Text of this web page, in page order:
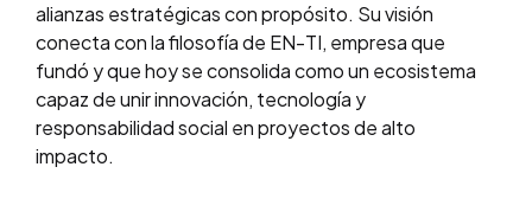
alianzas estratégicas con propósito. Su visión
conecta con la filosofía de EN-TI, empresa que
fundó y que hoy se consolida como un ecosistema
capaz de unir innovación, tecnología y
responsabilidad social en proyectos de alto
impacto.